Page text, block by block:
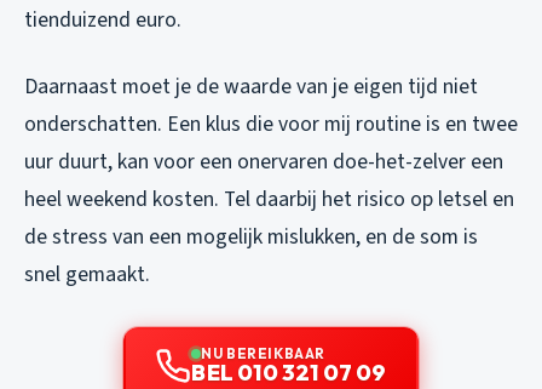
tienduizend euro.
Daarnaast moet je de waarde van je eigen tijd niet
onderschatten. Een klus die voor mij routine is en twee
uur duurt, kan voor een onervaren doe-het-zelver een
heel weekend kosten. Tel daarbij het risico op letsel en
de stress van een mogelijk mislukken, en de som is
snel gemaakt.
NU BEREIKBAAR
BEL 010 321 07 09